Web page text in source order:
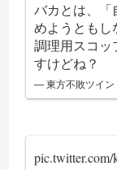
バカとは、「
めようともし
調理用スコッ
すけどね？
— 東方不敗ツイン
pic.twitter.com/